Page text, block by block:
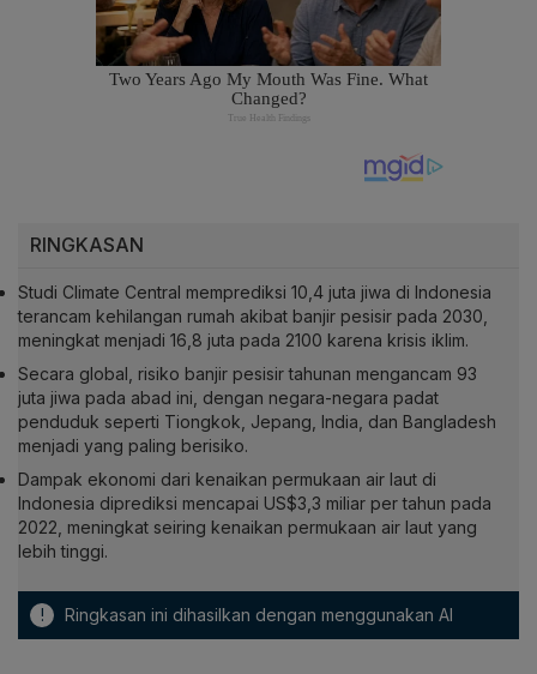
RINGKASAN
Studi Climate Central memprediksi 10,4 juta jiwa di Indonesia
terancam kehilangan rumah akibat banjir pesisir pada 2030,
meningkat menjadi 16,8 juta pada 2100 karena krisis iklim.
Secara global, risiko banjir pesisir tahunan mengancam 93
juta jiwa pada abad ini, dengan negara-negara padat
penduduk seperti Tiongkok, Jepang, India, dan Bangladesh
menjadi yang paling berisiko.
Dampak ekonomi dari kenaikan permukaan air laut di
Indonesia diprediksi mencapai US$3,3 miliar per tahun pada
2022, meningkat seiring kenaikan permukaan air laut yang
lebih tinggi.
! Ringkasan ini dihasilkan dengan menggunakan AI